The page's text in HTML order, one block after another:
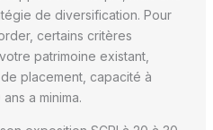
de diversification. Pour
certains critères
patrimoine existant,
placement, capacité à
a minima.